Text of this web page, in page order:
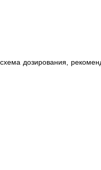
дозирования,